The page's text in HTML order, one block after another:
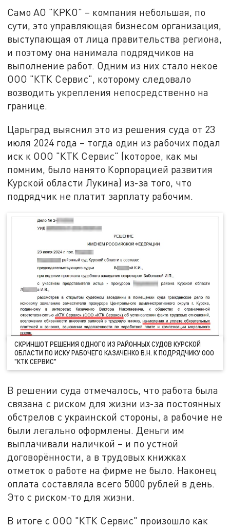
Само АО "КРКО" – компания небольшая, по
сути, это управляющая бизнесом организация,
выступающая от лица правительства региона,
и поэтому она нанимала подрядчиков на
выполнение работ. Одним из них стало некое
ООО "КТК Сервис", которому следовало
возводить укрепления непосредственно на
границе.
Царьград выяснил это из решения суда от 23
июля 2024 года – тогда один из рабочих подал
иск к ООО "КТК Сервис" (которое, как мы
помним, было нанято Корпорацией развития
Курской области Лукина) из-за того, что
подрядчик не платит зарплату рабочим.
СКРИНШОТ РЕШЕНИЯ ОДНОГО ИЗ РАЙОННЫХ СУДОВ КУРСКОЙ
ОБЛАСТИ ПО ИСКУ РАБОЧЕГО КАЗАЧЕНКО В.Н. К ПОДРЯДЧИКУ ООО
"КТК СЕРВИС"
В решении суда отмечалось, что работа была
связана с риском для жизни из-за постоянных
обстрелов с украинской стороны, а рабочие не
были легально оформлены. Деньги им
выплачивали наличкой – и по устной
договорённости, а в трудовых книжках
отметок о работе на фирме не было. Наконец
оплата составляла всего 5000 рублей в день.
Это с риском-то для жизни.
В итоге с ООО "КТК Сервис" произошло как